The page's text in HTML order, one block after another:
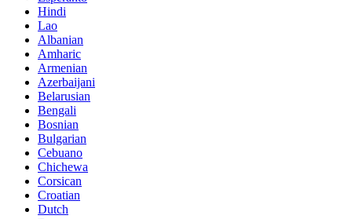
Hindi
Lao
Albanian
Amharic
Armenian
Azerbaijani
Belarusian
Bengali
Bosnian
Bulgarian
Cebuano
Chichewa
Corsican
Croatian
Dutch